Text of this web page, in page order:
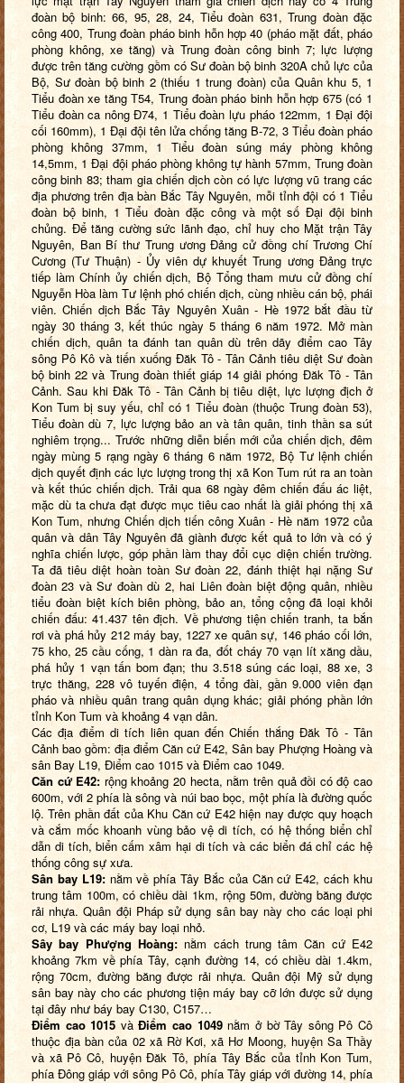
đoàn bộ binh: 66, 95, 28, 24, Tiểu đoàn 631, Trung đoàn đặc
công 400, Trung đoàn pháo binh hỗn hợp 40 (pháo mặt đất, pháo
phòng không, xe tăng) và Trung đoàn công binh 7; lực lượng
được trên tăng cường gồm có Sư đoàn bộ binh 320A chủ lực của
Bộ, Sư đoàn bộ binh 2 (thiếu 1 trung đoàn) của Quân khu 5, 1
Tiểu đoàn xe tăng T54, Trung đoàn pháo binh hỗn hợp 675 (có 1
Tiểu đoàn ca nông Đ74, 1 Tiểu đoàn lựu pháo 122mm, 1 Đại đội
cối 160mm), 1 Đại đội tên lửa chống tăng B-72, 3 Tiểu đoàn pháo
phòng không 37mm, 1 Tiểu đoàn súng máy phòng không
14,5mm, 1 Đại đội pháo phòng không tự hành 57mm, Trung đoàn
công binh 83; tham gia chiến dịch còn có lực lượng vũ trang các
địa phương trên địa bàn Bắc Tây Nguyên, mỗi tỉnh đội có 1 Tiểu
đoàn bộ binh, 1 Tiểu đoàn đặc công và một số Đại đội binh
chủng. Để tăng cường sức lãnh đạo, chỉ huy cho Mặt trận Tây
Nguyên, Ban Bí thư Trung ương Đảng cử đồng chí Trương Chí
Cương (Tư Thuận) - Ủy viên dự khuyết Trung ương Đảng trực
tiếp làm Chính ủy chiến dịch, Bộ Tổng tham mưu cử đồng chí
Nguyễn Hòa làm Tư lệnh phó chiến dịch, cùng nhiều cán bộ, phái
viên. Chiến dịch Bắc Tây Nguyên Xuân - Hè 1972 bắt đầu từ
ngày 30 tháng 3, kết thúc ngày 5 tháng 6 năm 1972. Mở màn
chiến dịch, quân ta đánh tan quân dù trên dãy điểm cao Tây
sông Pô Kô và tiến xuống Đăk Tô - Tân Cảnh tiêu diệt Sư đoàn
bộ binh 22 và Trung đoàn thiết giáp 14 giải phóng Đăk Tô - Tân
Cảnh. Sau khi Đăk Tô - Tân Cảnh bị tiêu diệt, lực lượng địch ở
Kon Tum bị suy yếu, chỉ có 1 Tiểu đoàn (thuộc Trung đoàn 53),
Tiểu đoàn dù 7, lực lượng bảo an và tân quân, tinh thần sa sút
nghiêm trọng... Trước những diễn biến mới của chiến dịch, đêm
ngày mùng 5 rạng ngày 6 tháng 6 năm 1972, Bộ Tư lệnh chiến
dịch quyết định các lực lượng trong thị xã Kon Tum rút ra an toàn
và kết thúc chiến dịch. Trải qua 68 ngày đêm chiến đấu ác liệt,
mặc dù ta chưa đạt được mục tiêu cao nhất là giải phóng thị xã
Kon Tum, nhưng Chiến dịch tiến công Xuân - Hè năm 1972 của
quân và dân Tây Nguyên đã giành được kết quả to lớn và có ý
nghĩa chiến lược, góp phần làm thay đổi cục diện chiến trường.
Ta đã tiêu diệt hoàn toàn Sư đoàn 22, đánh thiệt hại nặng Sư
đoàn 23 và Sư đoàn dù 2, hai Liên đoàn biệt động quân, nhiều
tiểu đoàn biệt kích biên phòng, bảo an, tổng cộng đã loại khỏi
chiến đấu: 41.437 tên địch. Về phương tiện chiến tranh, ta bắn
rơi và phá hủy 212 máy bay, 1227 xe quân sự, 146 pháo cối lớn,
75 kho, 25 cầu cống, 1 dàn ra đa, đốt cháy 70 vạn lít xăng dầu,
phá hủy 1 vạn tấn bom đạn; thu 3.518 súng các loại, 88 xe, 3
trực thăng, 228 vô tuyến điện, 4 tổng đài, gần 9.000 viên đạn
pháo và nhiều quân trang quân dụng khác; giải phóng phần lớn
tỉnh Kon Tum và khoảng 4 vạn dân.
Các địa điểm di tích liên quan đếnChiến thắng Đăk Tô - Tân
Cảnh bao gồm: địa điểm Căn cứ E42, Sân bay Phượng Hoàng và
sân Bay L19, Điểm cao 1015 và Điểm cao 1049.
Căn cứ E42: rộng khoảng 20 hecta, nằm trên quả đồi có độ cao
600m, với 2 phía là sông và núi bao bọc, một phía là đường quốc
lộ. Trên phần đất của Khu Căn cứ E42 hiện nay được quy hoạch
và cắm mốc khoanh vùng bảo vệ di tích, có hệ thống biển chỉ
dẫn di tích, biển cấm xâm hại di tích và các biển đá chỉ các hệ
thống công sự xưa.
Sân bay L19:nằm về phía Tây Bắc của Căn cứ E42, cách khu
trung tâm 100m, có chiều dài 1km, rộng 50m, đường băng được
rải nhựa. Quân đội Pháp sử dụng sân bay này cho các loại phi
cơ, L19 và các máy bay loại nhỏ.
Sây bay Phượng Hoàng:nằm cách trung tâm Căn cứ E42
khoảng 7km về phía Tây, cạnh đường 14, có chiều dài 1.4km,
rộng 70cm, đường băng được rải nhựa. Quân đội Mỹ sử dụng
sân bay này cho các phương tiện máy bay cỡ lớn được sử dụng
tại đây như báy bay C130, C157…
Điểm cao 1015 vàĐiểm cao 1049nằm ở bờ Tây sông Pô Cô
thuộc địa bàn của 02 xã Rờ Kơi, xã Hơ Moong, huyện Sa Thầy
và xã Pô Cô, huyện Đăk Tô, phía Tây Bắc của tỉnh Kon Tum,
phía Đông giáp với sông Pô Cô, phía Tây giáp với đường 14, phía